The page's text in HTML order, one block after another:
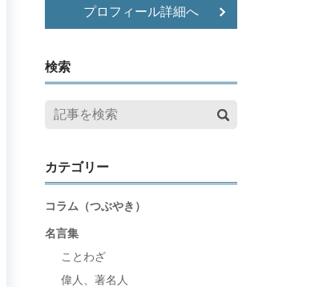
プロフィール詳細へ
検索
カテゴリー
コラム（つぶやき）
名言集
ことわざ
偉人、著名人